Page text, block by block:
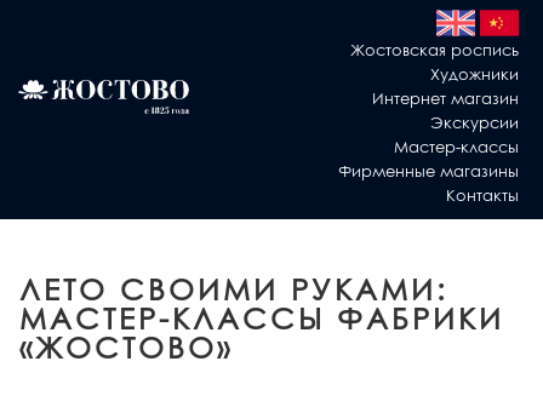
Жостовская роспись
Художники
Интернет магазин
Экскурсии
Мастер-классы
Фирменные магазины
Контакты
ЛЕТО СВОИМИ РУКАМИ:
МАСТЕР-КЛАССЫ ФАБРИКИ
«ЖОСТОВО»